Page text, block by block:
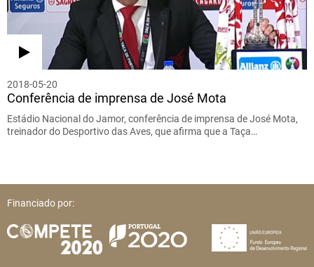
2018-05-20
Conferência de imprensa de José Mota
Estádio Nacional do Jamor, conferência de imprensa de José Mota,
treinador do Desportivo das Aves, que afirma que a Taça…
Financiado por: